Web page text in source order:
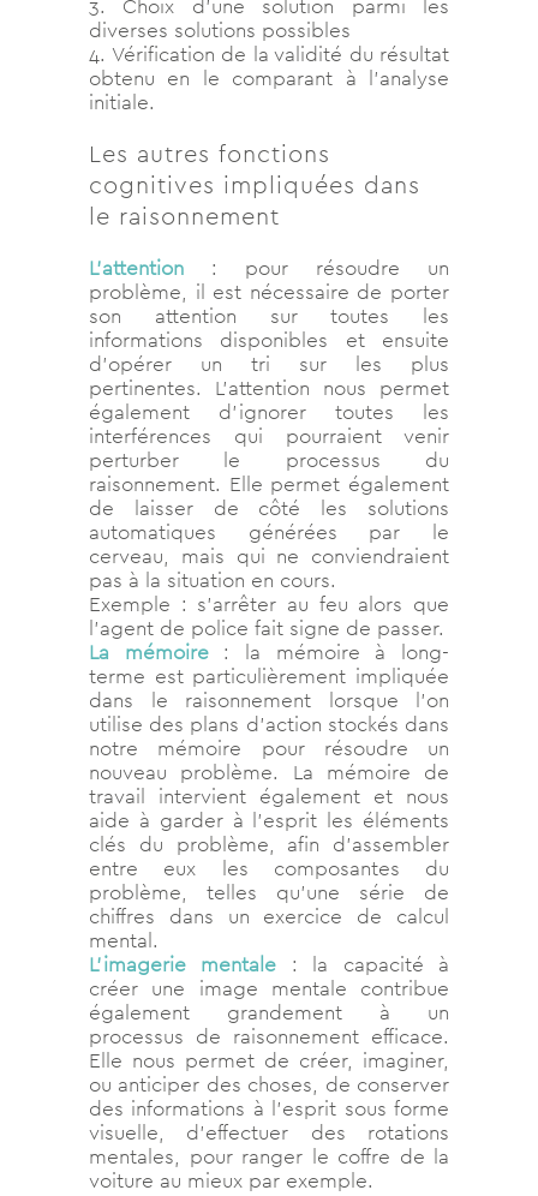
3. Choix d’une solution parmi les
diverses solutions possibles
4. Vérification de la validité du résultat
obtenu en le comparant à l’analyse
initiale.
Les autres fonctions
cognitives impliquées dans
le raisonnement
L’attention : pour résoudre un
problème, il est nécessaire de porter
son attention sur toutes les
informations disponibles et ensuite
d’opérer un tri sur les plus
pertinentes. L’attention nous permet
également d’ignorer toutes les
interférences qui pourraient venir
perturber le processus du
raisonnement. Elle permet également
de laisser de côté les solutions
automatiques générées par le
cerveau, mais qui ne conviendraient
pas à la situation en cours.
Exemple : s’arrêter au feu alors que
l’agent de police fait signe de passer.
La mémoire: la mémoire à long-
terme est particulièrement impliquée
dans le raisonnement lorsque l’on
utilise des plans d’action stockés dans
notre mémoire pour résoudre un
nouveau problème. La mémoire de
travail intervient également et nous
aide à garder à l’esprit les éléments
clés du problème, afin d’assembler
entre eux les composantes du
problème, telles qu’une série de
chiffres dans un exercice de calcul
mental.
L’imagerie mentale : la capacité à
créer une image mentale contribue
également grandement à un
processus de raisonnement efficace.
Elle nous permet de créer, imaginer,
ou anticiper des choses, de conserver
des informations à l’esprit sous forme
visuelle, d’effectuer des rotations
mentales, pour ranger le coffre de la
voiture au mieux par exemple.